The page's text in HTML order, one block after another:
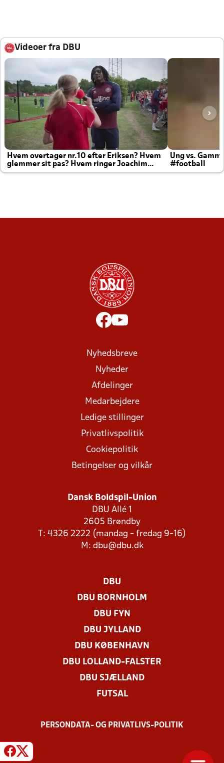
Videoer fra DBU
Hvem overtager nr.10 efter Eriksen? Hvem
glemmer sit pas? Hvem ringer Joachim
altid til efter kampe?
Ung vs.
#football
Nyhedsbreve
Nyheder
Afdelinger
Medarbejdere
Ledige stillinger
Privatlivspolitik
Cookiepolitik
Betingelser og vilkår
Dansk Boldspil-Union
DBU Allé 1
2605 Brøndby
T: 4326 2222 (mandag - fredag 9-16)
M: dbu@dbu.dk
DBU
DBU BORNHOLM
DBU FYN
DBU JYLLAND
DBU KØBENHAVN
DBU LOLLAND-FALSTER
DBU SJÆLLAND
FUTSAL
PERSONDATA- OG PRIVATLIVS-POLITIK